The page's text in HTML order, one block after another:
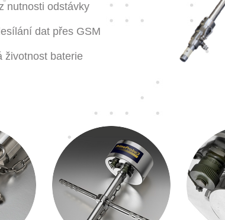
nutnosti odstávky
dat přes GSM
životnost baterie